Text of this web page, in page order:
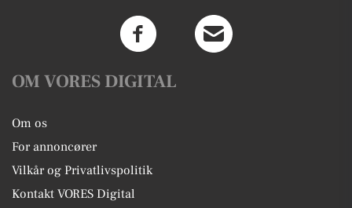
OM VORES DIGITAL
Om os
For annoncører
Vilkår og Privatlivspolitik
Kontakt VORES Digital